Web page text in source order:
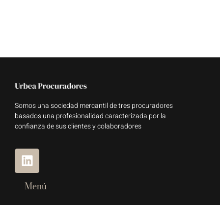
Somos una sociedad mercantil de tres procuradores
basados una profesionalidad caracterizada por la
confianza de sus clientes y colaboradores
Menú